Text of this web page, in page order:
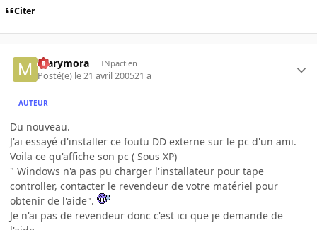
Citer
marymora INpactien
Posté(e) le 21 avril 200521 a
AUTEUR
Du nouveau.
J'ai essayé d'installer ce foutu DD externe sur le pc d'un ami.
Voila ce qu'affiche son pc ( Sous XP)
" Windows n'a pas pu charger l'installateur pour tape
controller, contacter le revendeur de votre matériel pour
obtenir de l'aide".
Je n'ai pas de revendeur donc c'est ici que je demande de